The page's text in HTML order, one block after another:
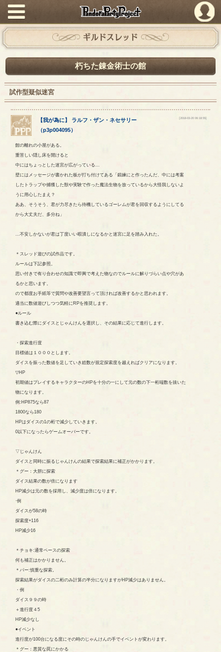
PandoraPartyProject
ギルドスレッド
朽ちた錬金術士の館
試作型疑似迷宮
【我が為に】 ラルフ ・ザン ・ネセサリー
（p3p004095）
[2018-03-20 06:18:55]
館の離れの小屋がある。
重苦しい隠し床を開けると
中にはちょっとした迷宮が広がっている…
壁にはメッセージが書かれた板が打ち付けてある「鍛練にと作ったんだ、中には考案
したトラップや捕獲した獣や実験で作った魔法生物を放っているから大怪我しないよ
うに用心したまえ？
ああ、そうそう、君が力尽きたら待機しているゴーレムが君を回収するようにしてる
から大丈夫だ、多分ね」
…不安しかないが君は丁度いい暇潰しになるかと迷宮に足を踏み入れた。
＊スレッド遊びの試作品です。
ルールは下記参照。
思い付きで有り合わせの知識で即興で考えた物なのでルールに解りづらい点や穴があ
るかと思います。
ので都度お手紙等で質問や改善要望言って頂ければ改善するかと思われます。
適当に数値遊びしつつ気軽にRPを推奨します。
●ルール
書き込む際にダイスとじゃんけんを選択し、その結果に応じて進行します。
・探索進行度
目標値は１０００とします。
ダイスを振った数値を足していき総数が規定探索度を越えればクリアになります。
▽HP
初期値はプレイするキャラクターのHPを十分の一にして元の数の下一桁端数を抜いた
物になります。
例:HP875なら87
1800なら180
HPはダイスの1の桁で減少していきます。
0以下になったらゲームオーバーです。
▽じゃんけん
ダイスと同時に振るじゃんけんの結果で探索結果に補正がかかります。
＊グー：大胆に探索
ダイス結果の数が倍になります
HP減少は元の数を採用し、減少度は倍になります。
·例
ダイスが58の時
探索度+116
HP減少16
＊チョキ:通常ペースの探索
何も補正はかかりません。
＊パー:慎重な探索。
探索結果がダイスの二桁のみ計算の半分になりますがHP減少はありません。
・例
ダイス９９の時
＋進行度４5
HP減少なし
●イベント
進行度が100台になる度にその時のじゃんけんの手でイベントが変わります。
＊グー：悪質な罠にかかる